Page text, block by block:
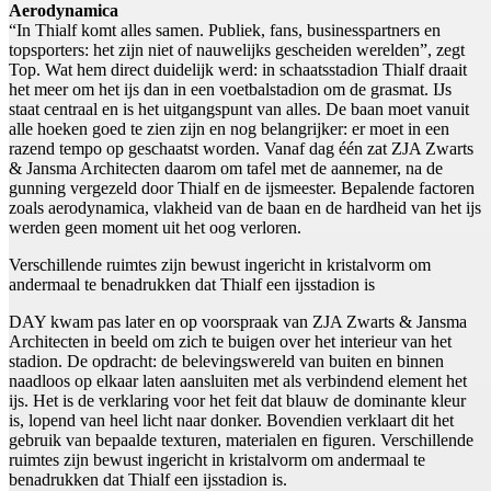
Aerodynamica
“In Thialf komt alles samen. Publiek, fans, businesspartners en
topsporters: het zijn niet of nauwelijks gescheiden werelden”, zegt
Top. Wat hem direct duidelijk werd: in schaatsstadion Thialf draait
het meer om het ijs dan in een voetbalstadion om de grasmat. IJs
staat centraal en is het uitgangspunt van alles. De baan moet vanuit
alle hoeken goed te zien zijn en nog belangrijker: er moet in een
razend tempo op geschaatst worden. Vanaf dag één zat ZJA Zwarts
& Jansma Architecten daarom om tafel met de aannemer, na de
gunning vergezeld door Thialf en de ijsmeester. Bepalende factoren
zoals aerodynamica, vlakheid van de baan en de hardheid van het ijs
werden geen moment uit het oog verloren.
Verschillende ruimtes zijn bewust ingericht in kristalvorm om
andermaal te benadrukken dat Thialf een ijsstadion is
DAY kwam pas later en op voorspraak van ZJA Zwarts & Jansma
Architecten in beeld om zich te buigen over het interieur van het
stadion. De opdracht: de belevingswereld van buiten en binnen
naadloos op elkaar laten aansluiten met als verbindend element het
ijs. Het is de verklaring voor het feit dat blauw de dominante kleur
is, lopend van heel licht naar donker. Bovendien verklaart dit het
gebruik van bepaalde texturen, materialen en figuren. Verschillende
ruimtes zijn bewust ingericht in kristalvorm om andermaal te
benadrukken dat Thialf een ijsstadion is.